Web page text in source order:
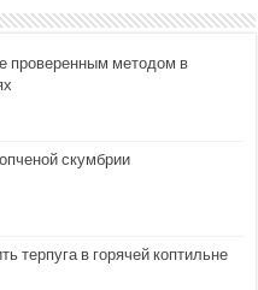
проверенным методом в
скумбрии
терпуга в горячей коптильне